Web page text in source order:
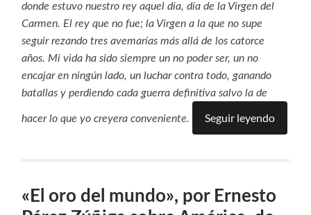
donde estuvo nuestro rey aquel día, día de la Virgen del
Carmen. El rey que no fue; la Virgen a la que no supe
seguir rezando tres avemarías más allá de los catorce
años. Mi vida ha sido siempre un no poder ser, un no
encajar en ningún lado, un luchar contra todo, ganando
batallas y perdiendo cada guerra definitiva salvo la de
hacer lo que yo creyera conveniente. Seguir leyendo
«El oro del mundo», por Ernesto